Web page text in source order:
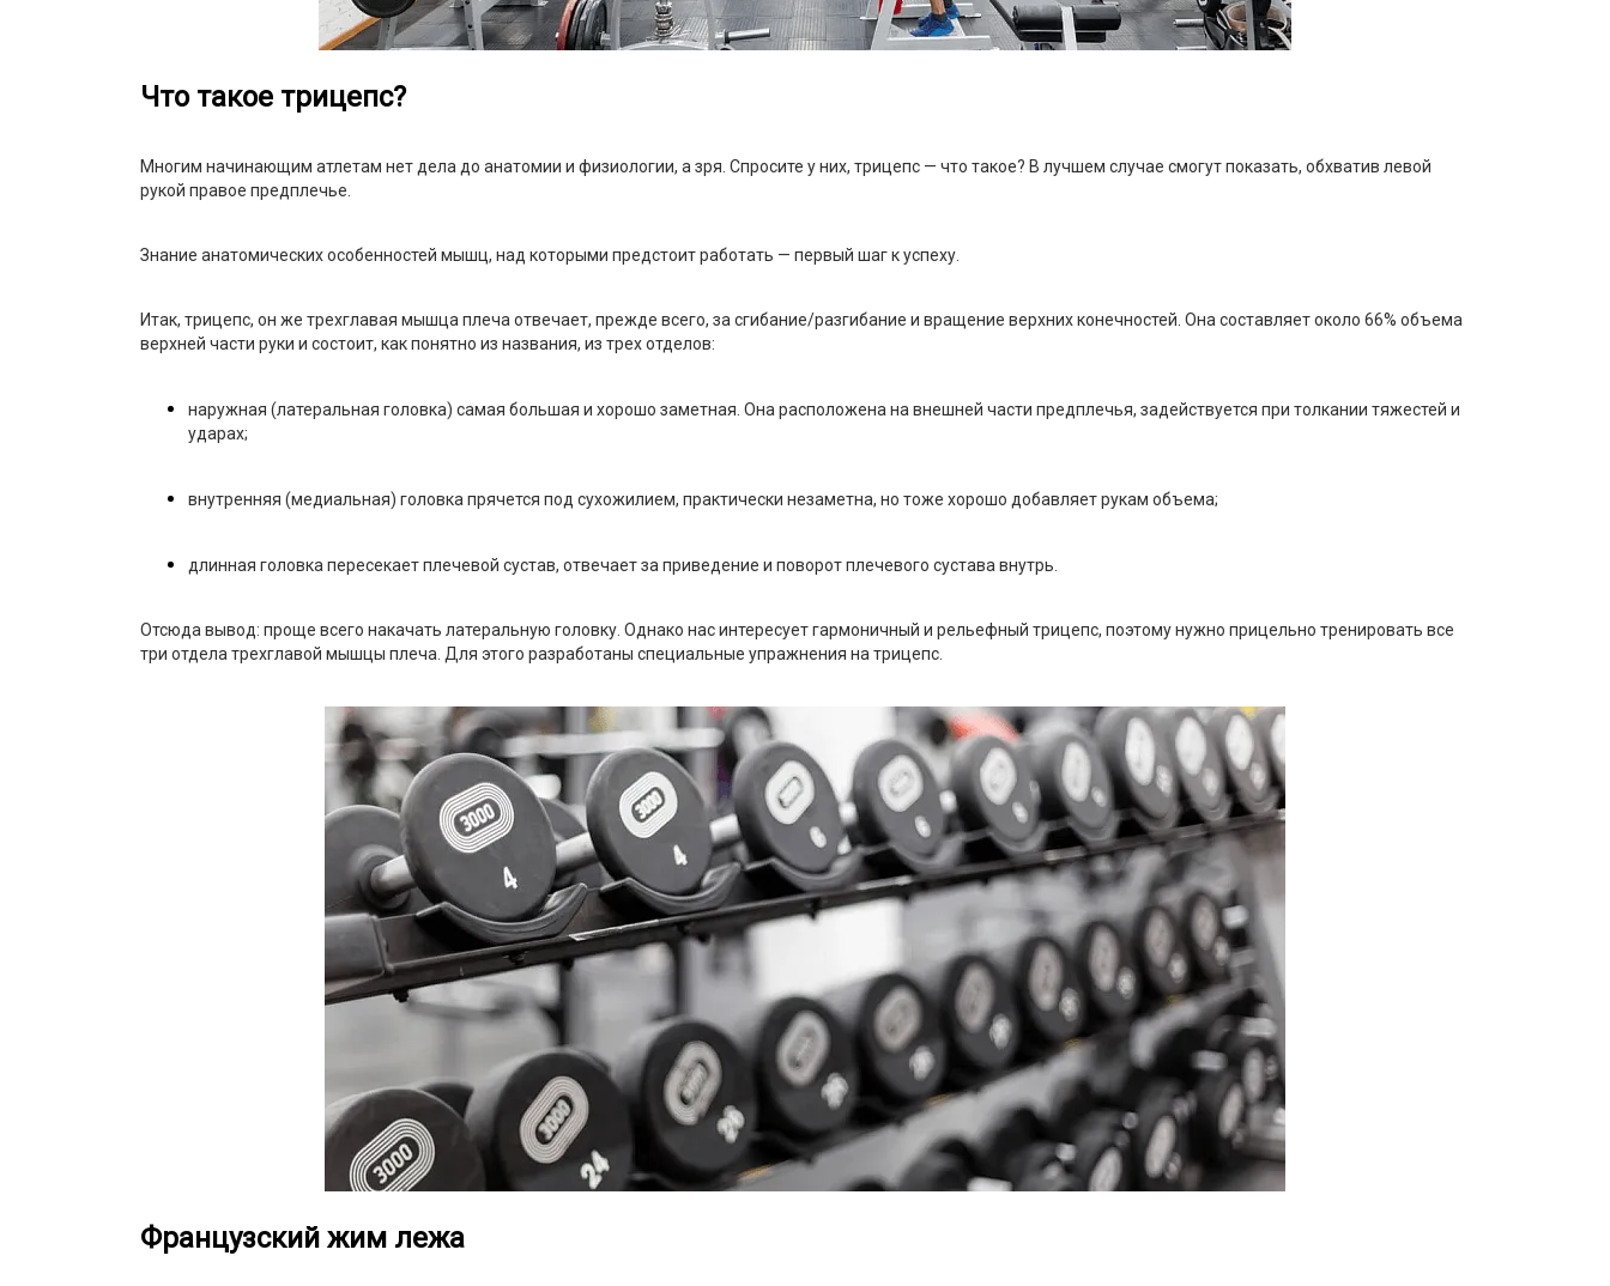
Что такое трицепс?
Многим начинающим атлетам нет дела до анатомии и физиологии, а зря. Спросите у них, трицепс — что такое? В лучшем случае смогут показать, обхватив левой
рукой правое предплечье.
Знание анатомических особенностей мышц, над которыми предстоит работать — первый шаг к успеху.
Итак, трицепс, он же трехглавая мышца плеча отвечает, прежде всего, за сгибание/разгибание и вращение верхних конечностей. Она составляет около 66% объема
верхней части руки и состоит, как понятно из названия, из трех отделов:
наружная (латеральная головка) самая большая и хорошо заметная. Она расположена на внешней части предплечья, задействуется при толкании тяжестей и
ударах;
внутренняя (медиальная) головка прячется под сухожилием, практически незаметна, но тоже хорошо добавляет рукам объема;
длинная головка пересекает плечевой сустав, отвечает за приведение и поворот плечевого сустава внутрь.
Отсюда вывод: проще всего накачать латеральную головку. Однако нас интересует гармоничный и рельефный трицепс, поэтому нужно прицельно тренировать все
три отдела трехглавой мышцы плеча. Для этого разработаны специальные упражнения на трицепс.
Французский жим лежа